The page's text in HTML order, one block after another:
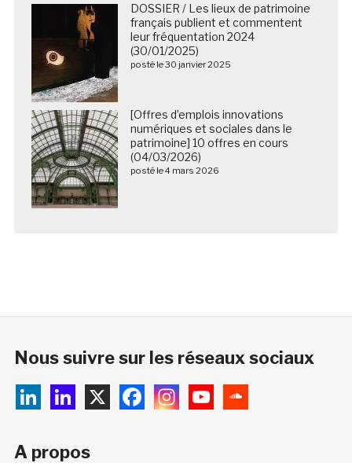
DOSSIER / Les lieux de patrimoine
français publient et commentent
leur fréquentation 2024
(30/01/2025)
posté le 30 janvier 2025
[Offres d’emplois innovations
numériques et sociales dans le
patrimoine] 10 offres en cours
(04/03/2026)
posté le 4 mars 2026
Nous suivre sur les réseaux sociaux
A propos